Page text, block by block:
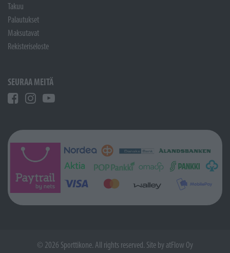
Takuu
Palautukset
Maksutavat
Rekisteriseloste
SEURAA MEITÄ
© 2026 Sporttikone. All rights reserved. Site by atFlow Oy